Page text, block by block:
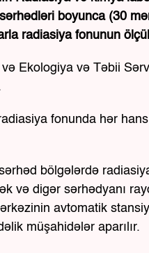
boyunca (30
radiasiya fonunun
Ekologiya və Təbii
fonunda hər
bölgələrdə
və digər sərhədyanı
avtomatik
müşahidələr aparılır.